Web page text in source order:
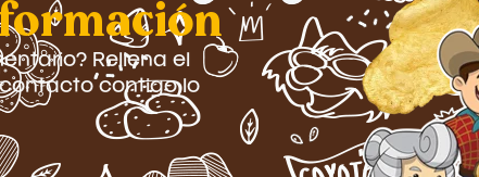
Rellena el
contigo lo